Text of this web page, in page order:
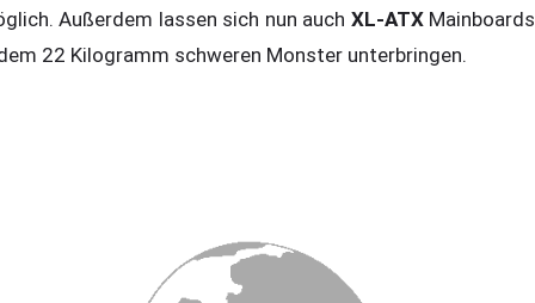
Außerdem lassen sich nun auch XL-ATXMainboards
22 Kilogramm schweren Monster unterbringen.